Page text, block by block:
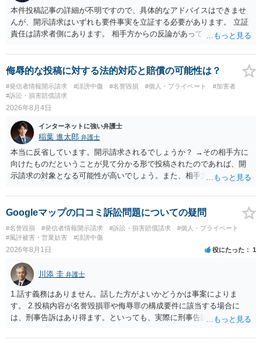
本件投稿記事の詳細が不明ですので、具体的なアドバイスはできませ
んが、開示請求はいずれも要件事実を立証する必要があります。 立証
責任は請求者側にあります。 相手方からの反論があっても、裁判官が
方が口頭で反論したのは、仮処分は迅速性が要求されるためです。 書
面での反論となれば、より遅延する可能性がございます。 また、本件
はXのため、APのIPアドレスの保存期間の問題もございます。 開示請
求は法律知識が不可欠ですが、それだけでは足りず、実務を踏まえた
方法を選択することが重要です。
侮辱的な投稿に対する法的対応と賠償の可能性は？
#発信者情報開示請求 #誹謗中傷 #名誉毀損 #個人・プライベート
#加害者
#訴訟・損害賠償請求
2026年8月4日
インターネットに強い弁護士
稲葉 進太郎 弁護士
本当に反省しています。開示請求されるでしょうか？ →その相手方に
向けたものだということが見て分かる形で投稿されたのであれば、開
示請求の対象となる可能性が高いでしょう。また、相手方の投稿した
と存じます。発信者情報開示請求が進むと、投稿に使った回線の契約
者のところに、意見照会がなされます。アカウント情報開示の場合
は、アカウントの登録メールに意見照会がなされます。 また、された
場合賠償金はいくらでしょうか。 →ケースバイケースであり、数万円
から１００万単位まで様々でしょう。裁判外であれば交渉して相手方
Googleマップの口コミ訴訟問題についての疑問
#名誉毀損 #発信者情報開示請求 #訴訟・損害賠償請求
#個人・プライベート
#風評被害・営業妨害
#誹謗中傷
2026年8月1日 役にたった 1
川添 圭 弁護士
1.話す義務はありません。話した方がよいかどうかは事案によりま
す。 2.投稿内容が名誉毀損罪や侮辱罪の構成要件に該当する場合に
は、刑事告訴はあり得ます。といっても、実際に刑事告訴に動くかど
です。Googleは電話番号の開示請求もできることが多いので、少しで